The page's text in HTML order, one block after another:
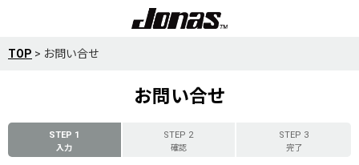
TOP > お問い合せ
お問い合せ
STEP 1
入力
STEP 2
確認
STEP 3
完了